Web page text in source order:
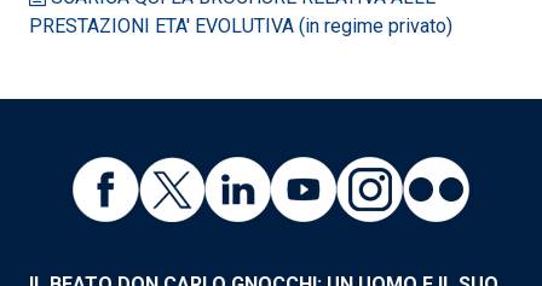
PRESTAZIONI ETA' EVOLUTIVA (in regime privato)